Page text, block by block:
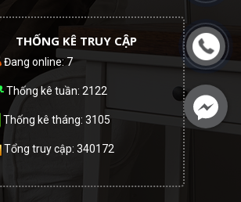
THỐNG KÊ TRUY CẬP
Đang online: 7
Thống kê tuần: 2122
Thống kê tháng: 3105
Tổng truy cập: 340172